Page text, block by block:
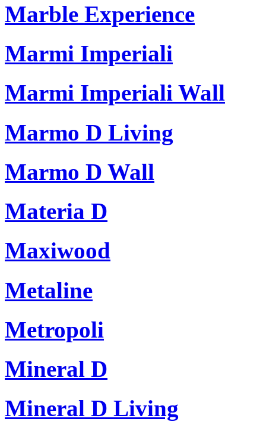
Marble Experience
Marmi Imperiali
Marmi Imperiali Wall
Marmo D Living
Marmo D Wall
Materia D
Maxiwood
Metaline
Metropoli
Mineral D
Mineral D Living